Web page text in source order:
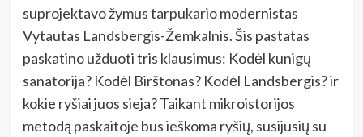
suprojektavo žymus tarpukario modernistas
Vytautas Landsbergis-Žemkalnis. Šis pastatas
paskatino užduoti tris klausimus: Kodėl kunigų
sanatorija? Kodėl Birštonas? Kodėl Landsbergis? ir
kokie ryšiai juos sieja? Taikant mikroistorijos
metodą paskaitoje bus ieškoma ryšių, susijusių su